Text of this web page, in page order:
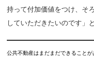
持って付加価値をつけ、そ
していただきたいのです」
公共不動産はまだまだできること